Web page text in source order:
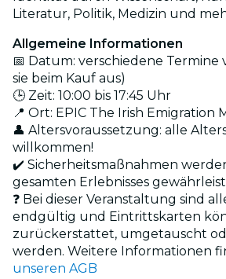
Literatur, Politik, Medizin und
Allgemeine Informationen
📅 Datum: verschiedene
sie beim Kauf aus)
🕒 Zeit: 10:00 bis 17:45 Uhr
📍 Ort: EPIC The Irish Emigration
👤 Altersvoraussetzung: alle
willkommen!
✔️ Sicherheitsmaßnahmen
gesamten Erlebnisses
❓ Bei dieser Veranstaltung sind
endgültig und Eintrittskarten
zurückerstattet, umgetauscht
werden. Weitere Informationen
unseren AGB